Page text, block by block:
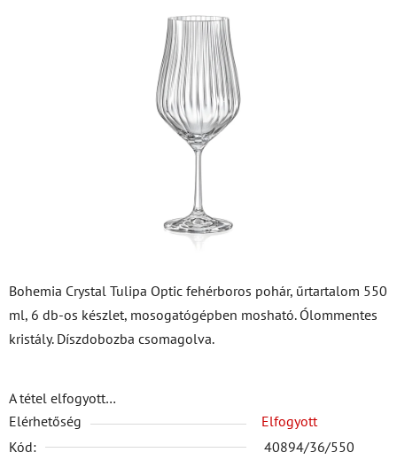
Bohemia Crystal Tulipa Optic fehérboros pohár, űrtartalom 550
ml, 6 db-os készlet, mosogatógépben mosható. Ólommentes
kristály. Díszdobozba csomagolva.
A tétel elfogyott…
Elérhetőség
Elfogyott
Kód:
40894/36/550